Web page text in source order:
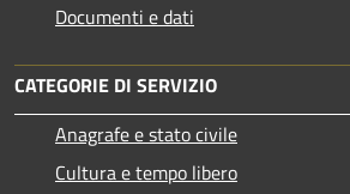
Documenti e dati
CATEGORIE DI SERVIZIO
Anagrafe e stato civile
Cultura e tempo libero